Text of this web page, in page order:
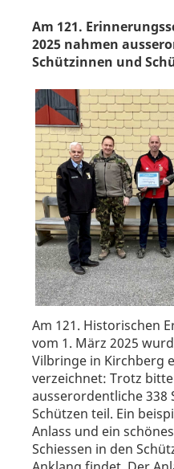
Am 121.
2025 nahmen
Schützinnen und
Am 121. Historischen
vom 1. März 2025
Vilbringe in Kirchberg
verzeichnet: Trotz
ausserordentliche 338
Schützen teil. Ein
Anlass und ein
Schiessen in den